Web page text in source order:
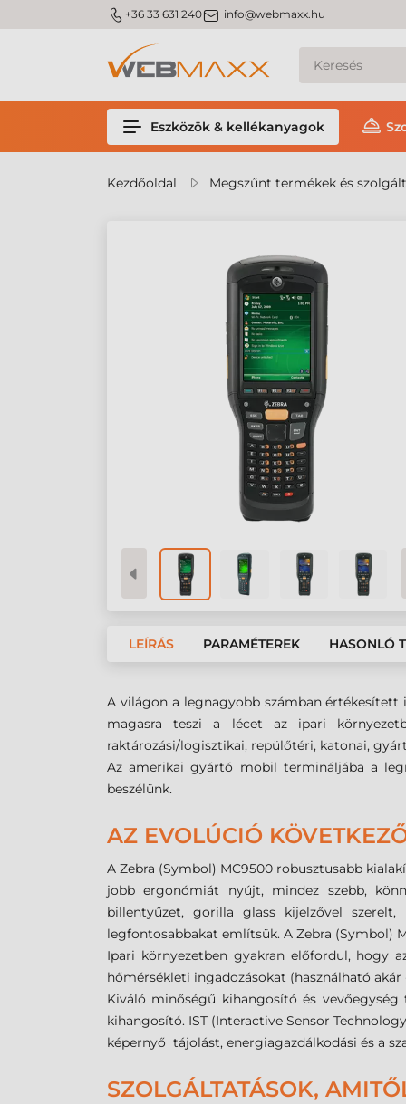
m_phone +36 33 631 240m_email info@webmaxx.hu
Eszközök & kellékanyagok
Kezdőoldal Megszűnt termékek és
LEÍRÁS PARAMÉTEREK HASONLÓ
A világon a legnagyobb számban értékesített
magasra teszi a lécet az ipari
raktározási/logisztikai, repülőtéri, katonai,
Az amerikai gyártó mobil termináljába a
beszélünk.
AZ EVOLÚCIÓ
A Zebra (Symbol) MC9500 robusztusabb
jobb ergonómiát nyújt, mindez szebb,
billentyűzet, gorilla glass kijelzővel
legfontosabbakat említsük. A Zebra (Symbol)
Ipari környezetben gyakran előfordul, hogy
hőmérsékleti ingadozásokat (használható akár
Kiváló minőségű kihangosító és
kihangosító. IST (Interactive Sensor
képernyő tájolást, energiagazdálkodási és a
SZOLGÁLTATÁSOK,